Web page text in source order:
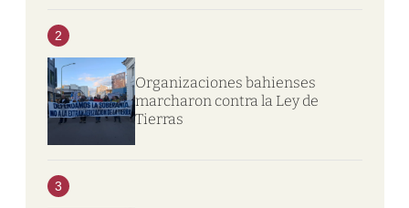
2
Organizaciones bahienses
marcharon contra la Ley de
Tierras
3